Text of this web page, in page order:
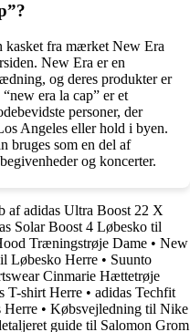
kasket fra mærket New Era
New Era er en
og deres produkter er
era la cap” er et
personer, der
Angeles eller hold i byen.
bruges som en del af
og koncerter.
af adidas Ultra Boost 22 X
Solar Boost 4 Løbesko til
Træningstrøje Dame • New
Løbesko Herre • Suunto
Cinmarie Hættetrøje
T-shirt Herre • adidas Techfit
Herre • Købsvejledning til Nike
guide til Salomon Grom